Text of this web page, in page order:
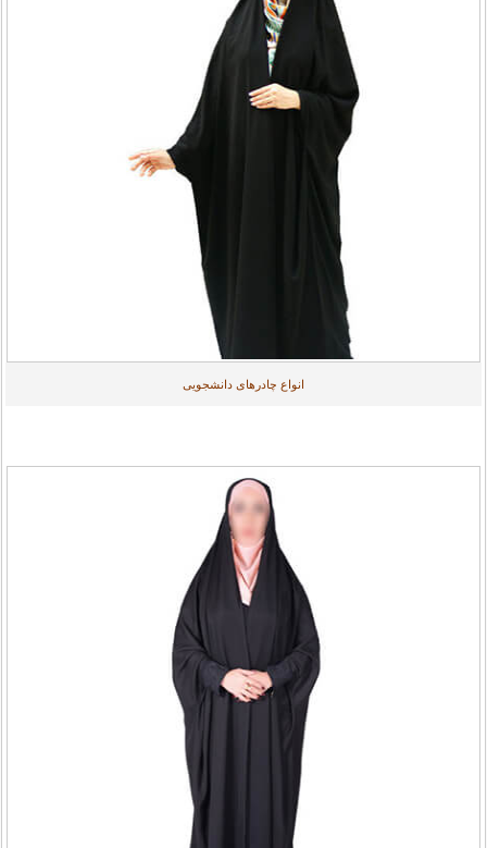
انواع چادرهای دانشجویی